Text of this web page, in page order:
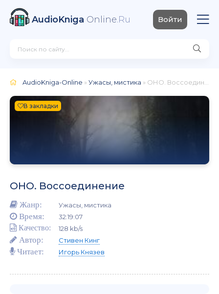
AudioKniga Online.Ru Войти
AudioKniga-Online »Ужасы, мистика » ОНО. Воссоединение
В закладки
ОНО. Воссоединение
Жанр: Ужасы, мистика
Время: 32:19:07
Качество: 128 kb/s
Автор: Стивен Кинг
Читает: Игорь Князев